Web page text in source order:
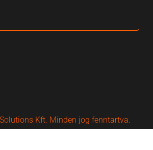
Kft. Minden jog fenntartva.